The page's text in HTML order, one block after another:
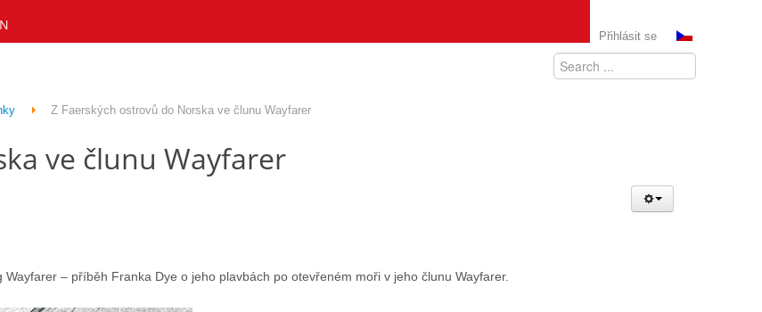
Přihlásit se
Z Faerských ostrovů do Norska ve člunu Wayfarer
ve člunu Wayfarer
– příběh Franka Dye o jeho plavbách po otevřeném moři v jeho člunu Wayfarer.